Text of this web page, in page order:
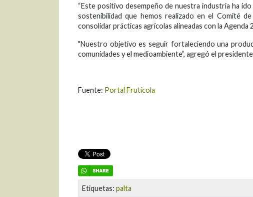
“Este positivo desempeño de nuestra industria ha
sostenibilidad que hemos realizado en el Comité
consolidar prácticas agrícolas alineadas con la Agenda
"Nuestro objetivo es seguir fortaleciendo una
comunidades y el medioambiente”, agregó el
Fuente: Portal Frutícola
Etiquetas: palta